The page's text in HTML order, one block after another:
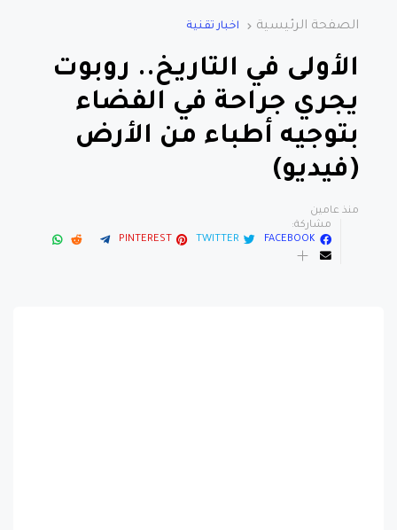
الصفحة الرئيسية اخبار تقنية
الأولى في التاريخ.. روبوت
يجري جراحة في الفضاء
بتوجيه أطباء من الأرض
(فيديو)
منذ عامين
مشاركة:
FACEBOOK
TWITTER
PINTEREST